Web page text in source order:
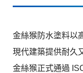
金絲猴防水塗料以
現代建築提供耐久
金絲猴正式通過